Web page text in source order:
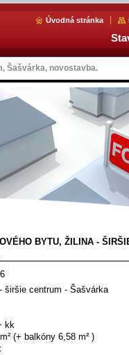
Úvodná stránka
Šašvárka, novostavba.
BYTU, ŽILINA -
širšie centrum - Šašvárka
kk
(+ balkóny 6,58 m² )